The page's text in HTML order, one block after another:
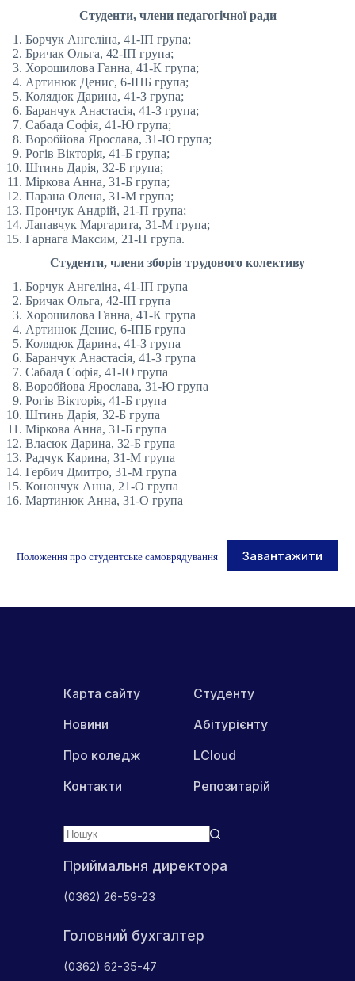
Студенти, члени педагогічної ради
Борчук Ангеліна, 41-ІП група;
Бричак Ольга, 42-ІП група;
Хорошилова Ганна, 41-К група;
Артинюк Денис, 6-ІПБ група;
Колядюк Дарина, 41-З група;
Баранчук Анастасія, 41-З група;
Сабада Софія, 41-Ю група;
Воробйова Ярослава, 31-Ю група;
Рогів Вікторія, 41-Б група;
Штинь Дарія, 32-Б група;
Міркова Анна, 31-Б група;
Парана Олена, 31-М група;
Прончук Андрій, 21-П група;
Лапавчук Маргарита, 31-М група;
Гарнага Максим, 21-П група.
Студенти, члени зборів трудового колективу
Борчук Ангеліна, 41-ІП група
Бричак Ольга, 42-ІП група
Хорошилова Ганна, 41-К група
Артинюк Денис, 6-ІПБ група
Колядюк Дарина, 41-З група
Баранчук Анастасія, 41-З група
Сабада Софія, 41-Ю група
Воробйова Ярослава, 31-Ю група
Рогів Вікторія, 41-Б група
Штинь Дарія, 32-Б група
Міркова Анна, 31-Б група
Власюк Дарина, 32-Б група
Радчук Карина, 31-М група
Гербич Дмитро, 31-М група
Конончук Анна, 21-О група
Мартинюк Анна, 31-О група
Положення про студентське самоврядування Завантажити
Приймальня директора
(0362) 26-59-23
Головний бухгалтер
(0362) 62-35-47
Карта сайту
Новини
Про коледж
Контакти
Студенту
Абітурієнту
LCloud
Репозитарій